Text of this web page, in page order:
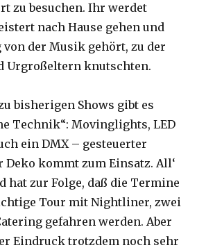
zu besuchen. Ihr werdet
nach Hause gehen und
von der Musik gehört, zu der
Urgroßeltern knutschten.
bisherigen Shows gibt es
Technik“: Movinglights, LED
ein DMX – gesteuerter
kommt zum Einsatz. All‘
hat zur Folge, daß die Termine
Tour mit Nightliner, zwei
gefahren werden. Aber
Eindruck trotzdem noch sehr